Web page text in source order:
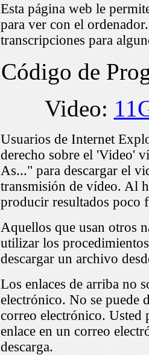
Esta página web le
para ver con el
transcripciones para
Código de
Video:
Usuarios de Internet
derecho sobre el 'Video'
As..." para descargar el
transmisión de vídeo. Al
producir resultados poco
Aquellos que usan otros
utilizar los
descargar un archivo
Los enlaces de arriba no
electrónico. No se puede
correo electrónico. Usted
enlace en un correo
descarga.